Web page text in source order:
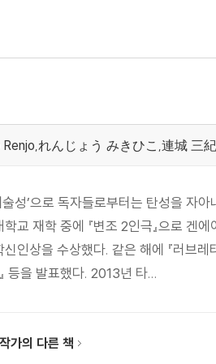
れんじょう みきひこ,連城 三
술성’으로 독자들로부터는 탄성을
교 재학 중에 『변조 2인극』으로 겐
인상을 수상했다. 같은 해에 『러브레
등을 발표했다. 2013년 타...
가의 다른 책